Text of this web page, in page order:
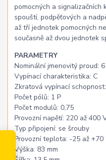
pomocných a signalizačních
spouští, podpěťových a
až tří jednotek pomocných
současně až dvou jednotek
PARAMETRY
Nominální jmenovitý proud:
Vypínací charakteristika: C
Zkratová vypínací
Počet pólů: 1 P
Počet modulů: 0,75
Provozní napětí: 220 až 400
Typ připojení: se šrouby
Provozní teplota: -25 až +70
Výška: 83 mm